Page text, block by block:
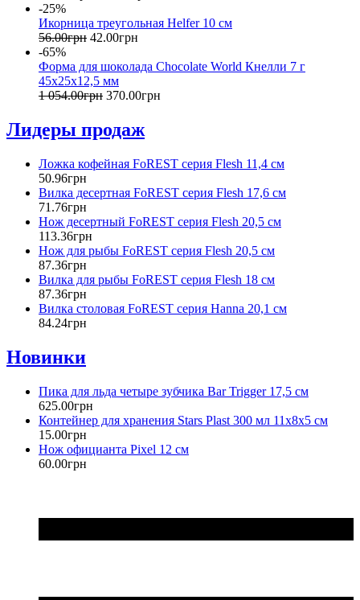
-25%
Икорница треугольная Helfer 10 см
56.00грн 42.00грн
-65%
Форма для шоколада Chocolate World Кнелли 7 г
45x25x12,5 мм
1 054.00грн 370.00грн
Лидеры продаж
Ложка кофейная FoREST серия Flesh 11,4 см
50.96грн
Вилка десертная FoREST серия Flesh 17,6 см
71 .76грн
Нож десертный FoREST серия Flesh 20,5 см
113.36грн
Нож для рыбы FoREST серия Flesh 20,5 см
87.36грн
Вилка для рыбы FoREST серия Flesh 18 см
87.36грн
Вилка столовая FoREST серия Hanna 20,1 см
84.24грн
Новинки
Пика для льда четыре зубчика Bar Trigger 17,5 см
625.00грн
Контейнер для хранения Stars Plast 300 мл 11х8х5 см
15.00грн
Нож официанта Pixel 12 см
60.00грн